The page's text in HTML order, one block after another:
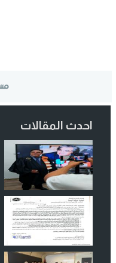
احدث المقالات